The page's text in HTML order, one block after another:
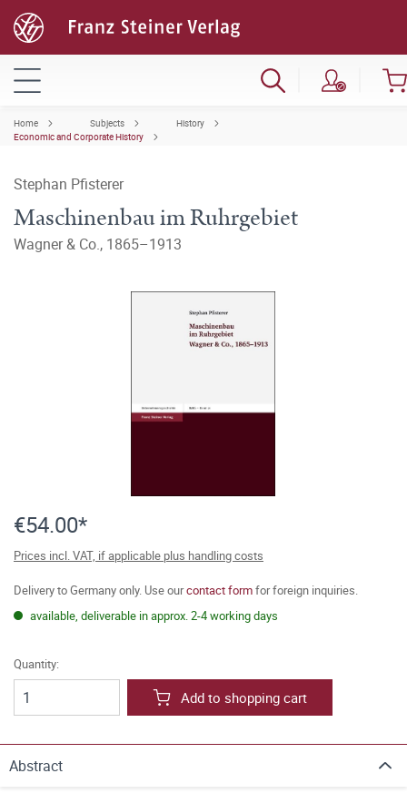
Home Subjects
History
Economic and Corporate History
Stephan Pfisterer
Maschinenbau im Ruhrgebiet
Wagner & Co., 1865–1913
€54.00*
Prices incl. VAT, if applicable plus handling costs
Delivery to Germany only. Use ourcontact formfor foreign inquiries.
available, deliverable in approx. 2-4 working days
Quantity:
Add to shopping cart
Abstract